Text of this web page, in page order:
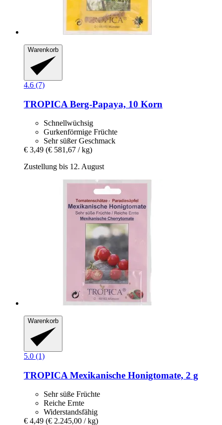
Warenkorb
4.6 (7)
TROPICA Berg-​Papaya, 10 Korn
Schnellwüchsig
Gurkenförmige Früchte
Sehr süßer Geschmack
€ 3,49 (€ 581,67 / kg)
Zustellung bis 12. August
Warenkorb
5.0 (1)
TROPICA Mexikanische Honigtomate, 2 g
Sehr süße Früchte
Reiche Ernte
Widerstandsfähig
€ 4,49 (€ 2.245,00 / kg)